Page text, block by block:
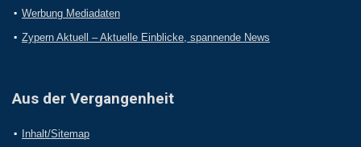
Werbung Mediadaten
Zypern Aktuell – Aktuelle Einblicke, spannende News
Aus der Vergangenheit
Inhalt/Sitemap